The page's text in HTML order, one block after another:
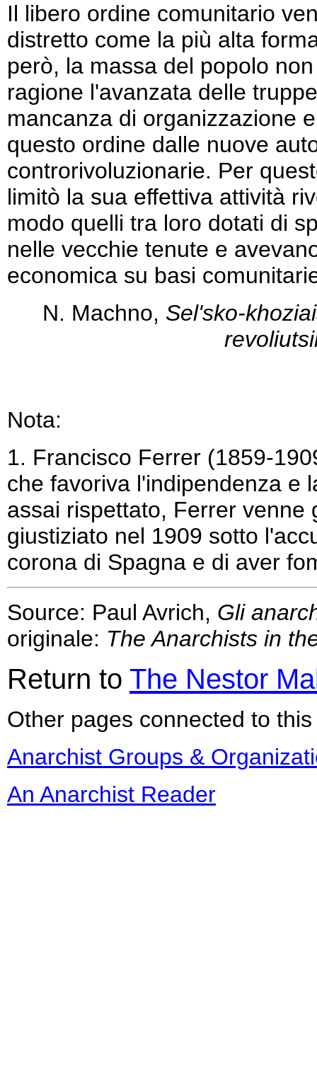
Il libero ordine comunitario
distretto come la più alta
però, la massa del popolo
ragione l'avanzata delle
mancanza di organizzazione
questo ordine dalle nuove
controrivoluzionarie. Per
limitò la sua effettiva attività
modo quelli tra loro dotati di
nelle vecchie tenute e
economica su basi
N. Machno, Sel'sko-
Nota:
1. Francisco Ferrer (1859-
che favoriva l'indipendenza e
assai rispettato, Ferrer venne
giustiziato nel 1909 sotto
corona di Spagna e di aver
Source: Paul Avrich, Gli
originale: The Anarchists in
Return to The Nestor
Other pages connected to
Anarchist Groups &
An Anarchist Reader